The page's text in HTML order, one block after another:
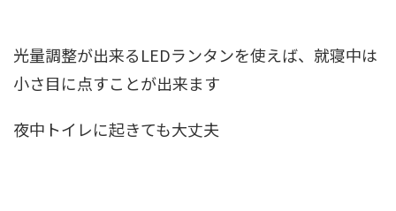
光量調整が出来るLEDランタンを使えば、就寝中は
小さ目に点すことが出来ます
夜中トイレに起きても大丈夫